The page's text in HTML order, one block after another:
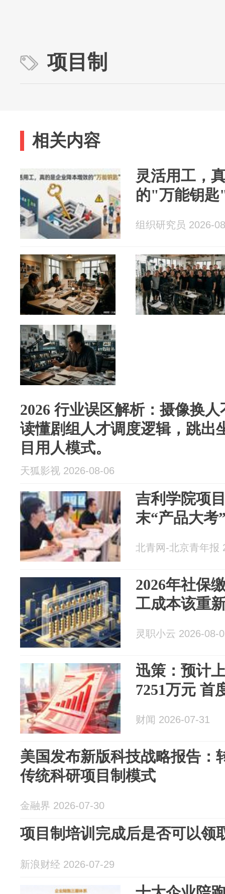
项目制
相关内容
灵活用工，
的"万能钥匙
组织研究员 2026-
2026 行业误区解析：摄像换
读懂剧组人才调度逻辑，跳出
目用人模式。
天狐影视 2026-08-06
吉利学院项
末“产品大考
北青网-北京青年报
2026年社保
工成本该重
灵职小云 2026-08-
迅策：预计
7251万元 首
财闻 2026-07-31
美国发布新版科技战略报告：
传统科研项目制模式
金融界 2026-07-30
项目制培训完成后是否可以领
新浪财经 2026-07-29